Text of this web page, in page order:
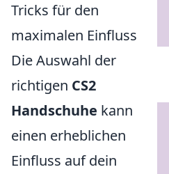
Tricks für den
maximalen Einfluss
Die Auswahl der
richtigen CS2
Handschuhe kann
einen erheblichen
Einfluss auf dein